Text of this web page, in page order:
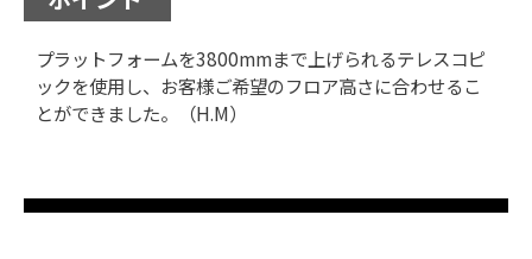
プラットフォームを3800mmまで上げられるテレスコピ
ックを使用し、お客様ご希望のフロア高さに合わせるこ
とができました。（H.M）